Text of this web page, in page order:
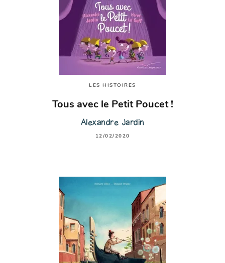
LES HISTOIRES
Tous avec le Petit Poucet !
Alexandre Jardin
12/02/2020